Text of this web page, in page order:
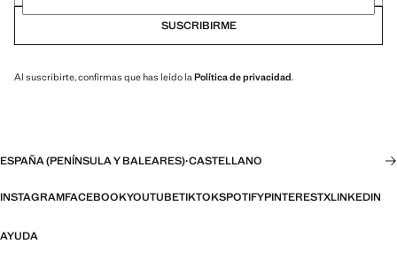
SUSCRIBIRME
Al suscribirte, confirmas que has leído la Política de privacidad.
ESPAÑA (PENÍNSULA Y BALEARES)·CASTELLANO
INSTAGRAMFACEBOOKYOUTUBETIKTOKSPOTIFYPINTERESTXLINKEDIN
AYUDA